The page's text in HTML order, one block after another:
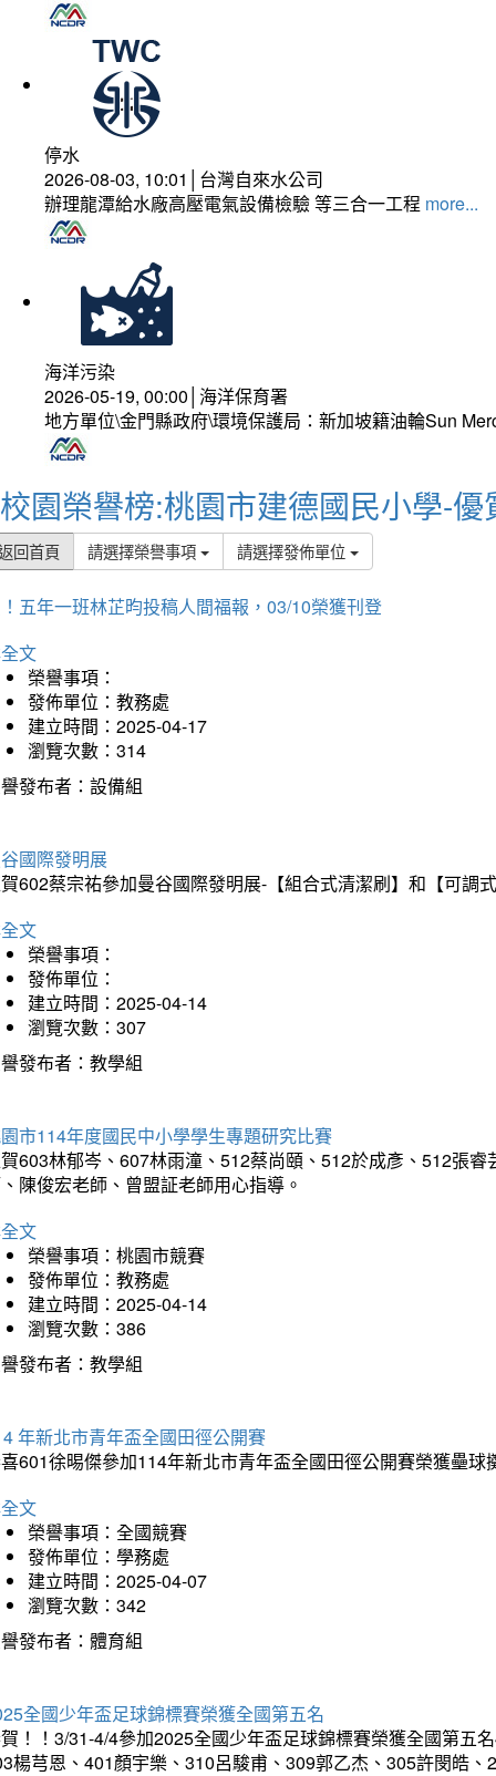
停水
2026-08-03, 10:01│台灣自來水公司
辦理龍潭給水廠高壓電氣設備檢驗 等三合一工程 more...
海洋污染
2026-05-19, 00:00│海洋保育署
地方單位\金門縣政府\環境保護局：新加坡籍油輪Sun
校園榮譽榜:桃園市建德國民小學-優
回首頁 請選擇榮譽事項 請選擇發佈單位
五年一班林芷昀投稿人間福報，03/10榮獲刊登
文
榮譽事項：
發佈單位：教務處
建立時間：2025-04-17
瀏覽次數：314
發布者：設備組
國際發明展
602蔡宗祐參加曼谷國際發明展-【組合式清潔刷】和【可調
文
榮譽事項：
發佈單位：
建立時間：2025-04-14
瀏覽次數：307
發布者：教學組
市114年度國民中小學學生專題研究比賽
603林郁岑、607林雨潼、512蔡尚頤、512於成彥、512張
陳俊宏老師、曾盟証老師用心指導。
文
榮譽事項：桃園市競賽
發佈單位：教務處
建立時間：2025-04-14
瀏覽次數：386
發布者：教學組
年新北市青年盃全國田徑公開賽
601徐晹傑參加114年新北市青年盃全國田徑公開賽榮獲壘
文
榮譽事項：全國競賽
發佈單位：學務處
建立時間：2025-04-07
瀏覽次數：342
發布者：體育組
全國少年盃足球錦標賽榮獲全國第五名
！！3/31-4/4參加2025全國少年盃足球錦標賽榮獲全國第五
楊芎恩、401顏宇樂、310呂駿甫、309郭乙杰、305許閔皓